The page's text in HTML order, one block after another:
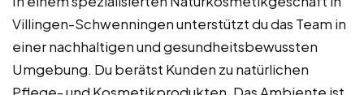
Villingen-Schwenningen unterstützt du das Team in
einer nachhaltigen und gesundheitsbewussten
Umgebung. Du berätst Kunden zu natürlichen